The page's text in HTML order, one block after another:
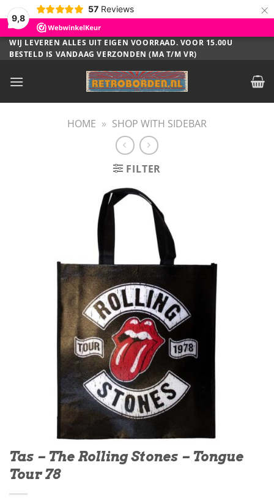
9,8
57 Reviews ×
Ga
naar
WIJ LEVEREN ALLES UIT EIGEN VOORRAAD. VOOR 15.00U
BESTELD IS VANDAAG VERZONDEN (MA T/M VR)
HOME » SHOP WITH SIDEBAR
FILTER
Tas – The Rolling Stones – Tongue
Tour 78